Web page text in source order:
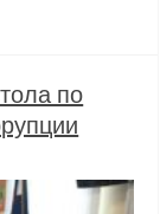
по